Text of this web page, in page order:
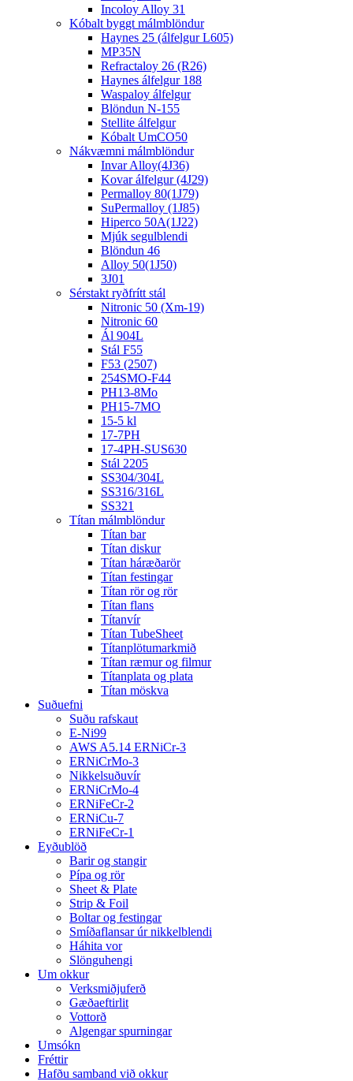
Incoloy Alloy 31
Kóbalt byggt málmblöndur
Haynes 25 (álfelgur L605)
MP35N
Refractaloy 26 (R26)
Haynes álfelgur 188
Waspaloy álfelgur
Blöndun N-155
Stellite álfelgur
Kóbalt UmCO50
Nákvæmni málmblöndur
Invar Alloy(4J36)
Kovar álfelgur (4J29)
Permalloy 80(1J79)
SuPermalloy (1J85)
Hiperco 50A(1J22)
Mjúk segulblendi
Blöndun 46
Alloy 50(1J50)
3J01
Sérstakt ryðfrítt stál
Nitronic 50 (Xm-19)
Nitronic 60
Ál 904L
Stál F55
F53 (2507)
254SMO-F44
PH13-8Mo
PH15-7MO
15-5 kl
17-7PH
17-4PH-SUS630
Stál 2205
SS304/304L
SS316/316L
SS321
Títan málmblöndur
Títan bar
Títan diskur
Títan háræðarör
Títan festingar
Títan rör og rör
Títan flans
Títanvír
Títan TubeSheet
Títanplötumarkmið
Títan ræmur og filmur
Títanplata og plata
Títan möskva
Suðuefni
Suðu rafskaut
E-Ni99
AWS A5.14 ERNiCr-3
ERNiCrMo-3
Nikkelsuðuvír
ERNiCrMo-4
ERNiFeCr-2
ERNiCu-7
ERNiFeCr-1
Eyðublöð
Barir og stangir
Pípa og rör
Sheet & Plate
Strip & Foil
Boltar og festingar
Smíðaflansar úr nikkelblendi
Háhita vor
Slönguhengi
Um okkur
Verksmiðjuferð
Gæðaeftirlit
Vottorð
Algengar spurningar
Umsókn
Fréttir
Hafðu samband við okkur